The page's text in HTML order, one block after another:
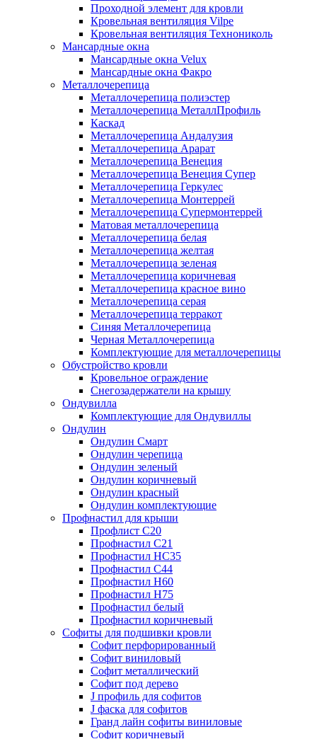
Проходной элемент для кровли
Кровельная вентиляция Vilpe
Кровельная вентиляция Технониколь
Мансардные окна
Мансардные окна Velux
Мансардные окна Факро
Металлочерепица
Металлочерепица полиэстер
Металлочерепица МеталлПрофиль
Каскад
Металлочерепица Андалузия
Металлочерепица Арарат
Металлочерепица Венеция
Металлочерепица Венеция Супер
Металлочерепица Геркулес
Металлочерепица Монтеррей
Металлочерепица Супермонтеррей
Матовая металлочерепица
Металлочерепица белая
Металлочерепица желтая
Металлочерепица зеленая
Металлочерепица коричневая
Металлочерепица красное вино
Металлочерепица серая
Металлочерепица терракот
Синяя Металлочерепица
Черная Металлочерепица
Комплектующие для металлочерепицы
Обустройство кровли
Кровельное ограждение
Снегозадержатели на крышу
Ондувилла
Комплектующие для Ондувиллы
Ондулин
Ондулин Смарт
Ондулин черепица
Ондулин зеленый
Ондулин коричневый
Ондулин красный
Ондулин комплектующие
Профнастил для крыши
Профлист С20
Профнастил С21
Профнастил НС35
Профнастил С44
Профнастил Н60
Профнастил Н75
Профнастил белый
Профнастил коричневый
Софиты для подшивки кровли
Cофит перфорированный
Софит виниловый
Софит металлический
Софит под дерево
J профиль для софитов
J фаска для софитов
Гранд лайн софиты виниловые
Софит коричневый